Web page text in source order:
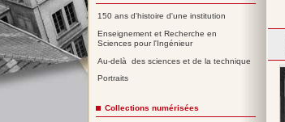
150 ans d'histoire d'une institution
Enseignement et Recherche en
Sciences pour l'Ingénieur
Au-delà des sciences et de la technique
Portraits
Collections numérisées